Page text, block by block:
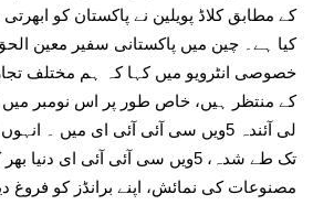
کے مطابق کلاڈ پویلین نے پاکستان کو
کیا ہے۔ چین میں پاکستانی سفیر معین
خصوصی انٹرویو میں کہا کہ ہم مختلف
کے منتظر ہیں، خاص طور پر اس نومبر میں
تک طے شدہ، 5ویں سی آئی آئی ای
مصنوعات کی نمائش، اپنے برانڈز کو فروغ